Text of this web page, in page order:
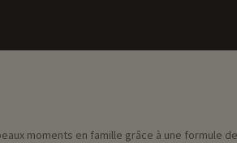
moments en famille grâce à une formule